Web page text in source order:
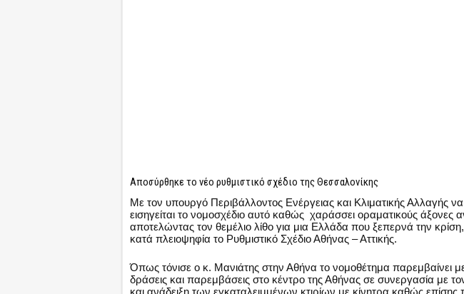
Αποσύρθηκε το νέο ρυθμιστικό σχέδιο της Θεσσαλονίκης
Με τον υπουργό Περιβάλλοντος Ενέργειας και Κλιματικής Αλλαγής να
εισηγείται το νομοσχέδιο αυτό καθώς χαράσσει οραματικούς άξονες
αποτελώντας τον θεμέλιο λίθο για μια Ελλάδα που ξεπερνά την
κατά πλειοψηφία το Ρυθμιστικό Σχέδιο Αθήνας – Αττικής.
Όπως τόνισε ο κ. Μανιάτης στην Αθήνα το νομοθέτημα παρεμβαίνει
δράσεις και παρεμβάσεις στο κέντρο της Αθήνας σε συνεργασία με
και ανάδειξη των εγκαταλειμμένων κτιρίων με κίνητρα καθώς επίσης